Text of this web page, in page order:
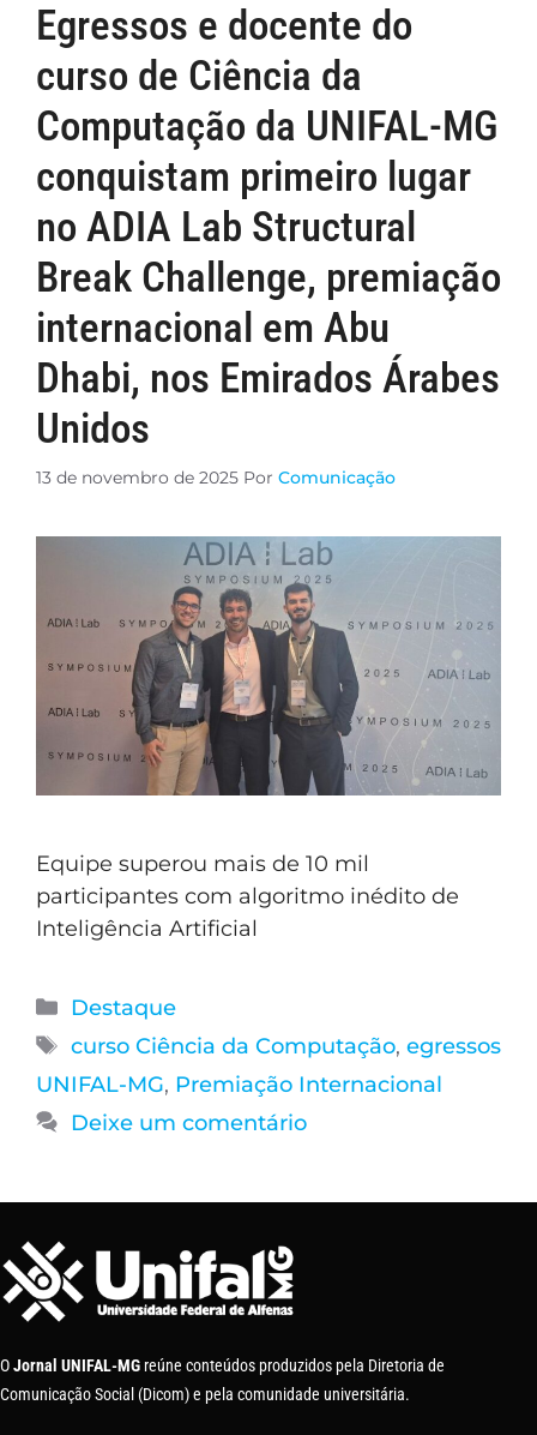
Egressos e docente do
curso de Ciência da
Computação da UNIFAL-MG
conquistam primeiro lugar
no ADIA Lab Structural
Break Challenge, premiação
internacional em Abu
Dhabi, nos Emirados Árabes
Unidos
13 de novembro de 2025 Por Comunicação
Equipe superou mais de 10 mil
participantes com algoritmo inédito de
Inteligência Artificial
Destaque
curso Ciência da Computação, egressos
UNIFAL-MG, Premiação Internacional
Deixe um comentário
OJornal UNIFAL-MG reúne conteúdos produzidos pela Diretoria de
Comunicação Social (Dicom) e pela comunidade universitária.